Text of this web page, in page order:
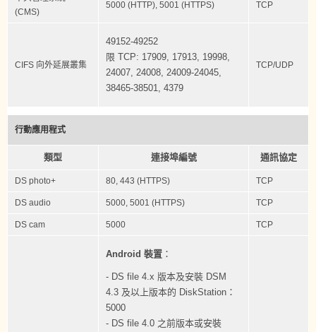
(CMS)
5000 (HTTP), 5001 (HTTPS) TCP
CIFS 向外延展叢集
49152-49252
限 TCP: 17909, 17913, 19998,
24007, 24008, 24009-24045,
38465-38501, 4379
TCP/UDP
行動應用程式
類型 連接埠編號 通訊協定
DS photo+ 80, 443 (HTTPS) TCP
DS audio 5000, 5001 (HTTPS) TCP
DS cam 5000 TCP
Android 裝置 ：
- DS file 4.x 版本及安裝 DSM
4.3 及以上版本的 DiskStation：
5000
- DS file 4.0 之前版本或安裝